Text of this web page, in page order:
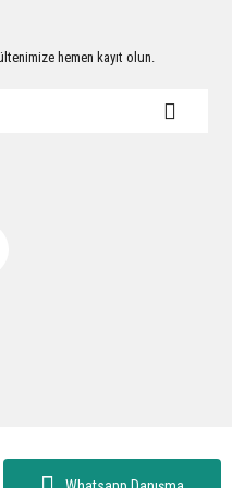
hemen kayıt olun.